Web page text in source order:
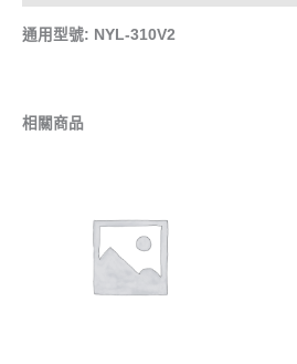
通用型號: NYL-310V2
相關商品